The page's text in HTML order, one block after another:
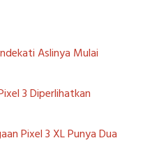
Aslinya Mulai
3 Diperlihatkan
Pixel 3 XL Punya Dua